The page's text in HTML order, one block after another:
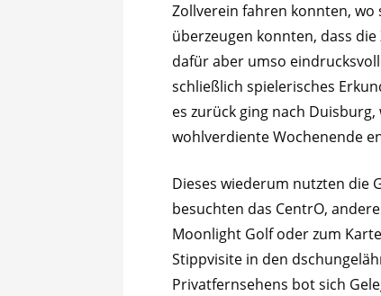
Zollverein fahren konnten, wo
überzeugen konnten, dass
dafür aber umso
schließlich spielerisches
es zurück ging nach
wohlverdiente Wochenende
Dieses wiederum nutzten die
besuchten das CentrO,
Moonlight Golf oder zum
Stippvisite in den
Privatfernsehens bot sich